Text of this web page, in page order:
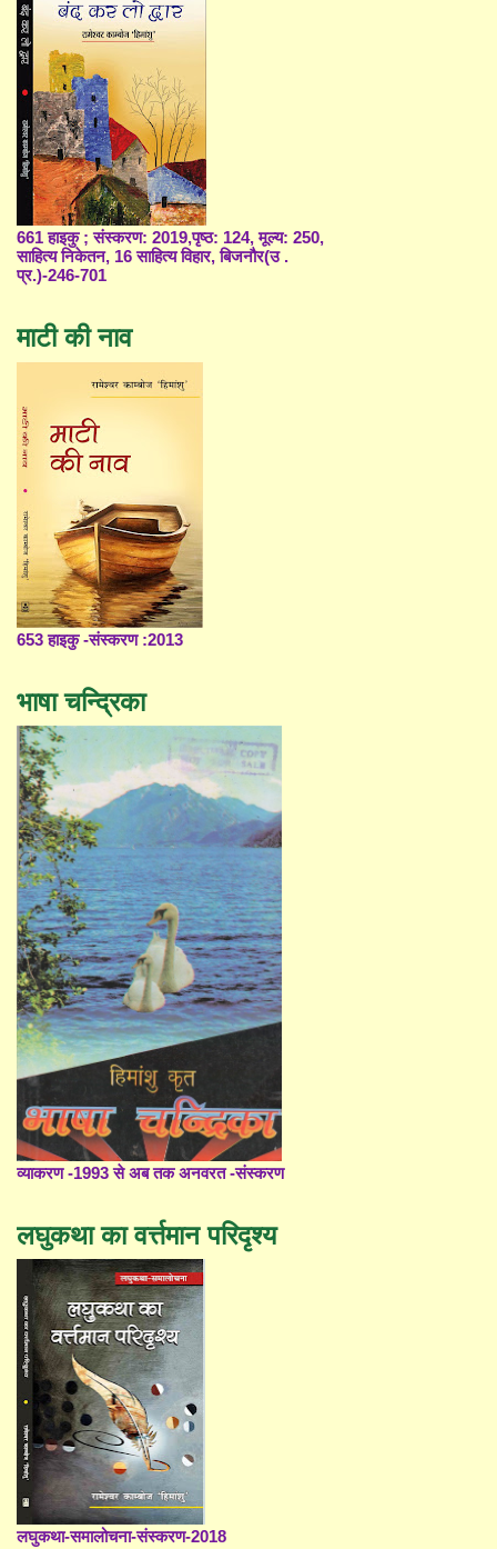
661 हाइकु ; संस्करण: 2019,पृष्ठ: 124, मूल्य: 250,
साहित्य निकेतन, 16 साहित्य विहार, बिजनौर(उ .
प्र.)-246-701
माटी की नाव
653 हाइकु -संस्करण :2013
भाषा चन्द्रिका
व्याकरण -1993 से अब तक अनवरत -संस्करण
लघुकथा का वर्त्तमान परिदृश्य
लघुकथा-समालोचना-संस्करण-2018